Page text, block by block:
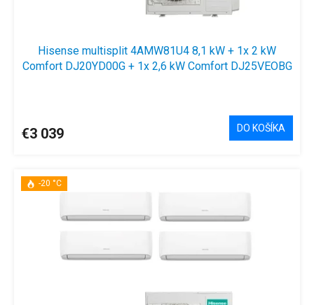
Hisense multisplit 4AMW81U4 8,1 kW + 1x 2 kW
Comfort DJ20YD00G + 1x 2,6 kW Comfort DJ25VEOBG
€3 039 DO KOŠÍKA
-20 °C